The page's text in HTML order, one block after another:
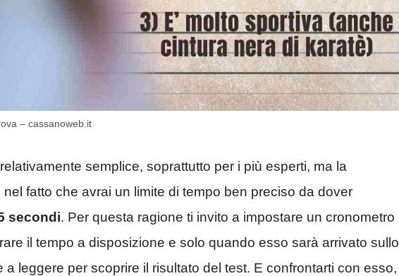
– cassanoweb.it
semplice, soprattutto per i più esperti, ma la
fatto che avrai un limite di tempo ben preciso da dover
secondi. Per questa ragione ti invito a impostare un cronometro
il tempo a disposizione e solo quando esso sarà arrivato sullo
a leggere per scoprire il risultato del test. E confrontarti con esso,